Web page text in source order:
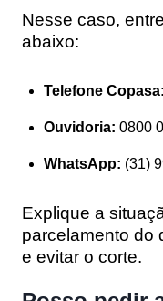
Nesse caso,
abaixo:
Telefone Copasa:
Ouvidoria: 0800
WhatsApp: (31)
Explique a
parcelamento do
e evitar o corte.